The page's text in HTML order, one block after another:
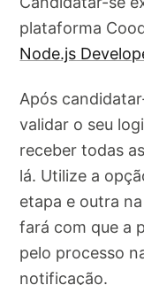
plataforma
Node.js
Após
validar o seu
receber todas
lá. Utilize a
etapa e outra
fará com que a
pelo processo
notificação.